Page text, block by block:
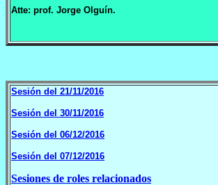
Atte: prof. Jorge Olguín.
Sesión del 21/11/2016
Sesión del 30/11/2016
Sesión del 06/12/2016
Sesión del 07/12/2016
Sesiones de roles relacionados